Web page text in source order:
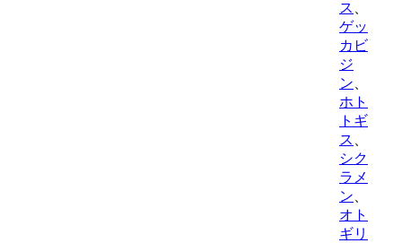
ス
ゲッ
カビ
ジ
ン
ホト
トギ
ス
シク
ラメ
ン
オト
ギリ